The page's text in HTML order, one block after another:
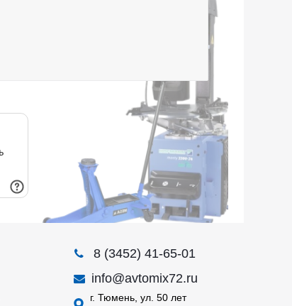
8 (3452) 41-65-01
info@avtomix72.ru
г. Тюмень, ул. 50 лет